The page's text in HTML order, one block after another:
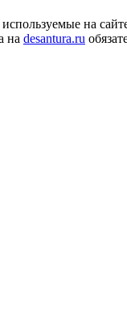
на
на desantura.ru